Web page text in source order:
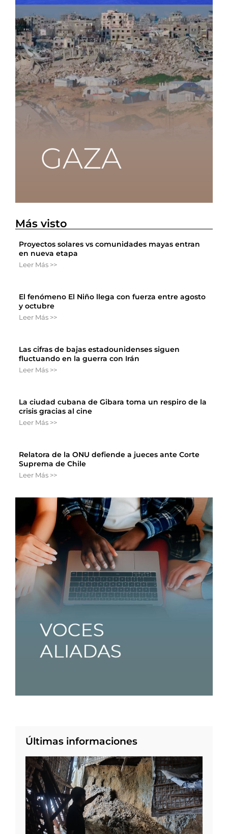
Más visto
Proyectos solares vs comunidades mayas entran
en nueva etapa
Leer Más >>
El fenómeno El Niño llega con fuerza entre agosto
y octubre
Leer Más >>
Las cifras de bajas estadounidenses siguen
fluctuando en la guerra con Irán
Leer Más >>
La ciudad cubana de Gibara toma un respiro de la
crisis gracias al cine
Leer Más >>
Relatora de la ONU defiende a jueces ante Corte
Suprema de Chile
Leer Más >>
Últimas informaciones